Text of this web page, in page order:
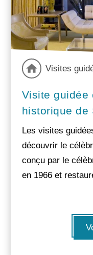
Visites
Visite guidée
historique de
Les visites
découvrir le
conçu par le
en 1966 et